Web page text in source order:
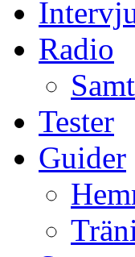
Radio
Tester
Guider